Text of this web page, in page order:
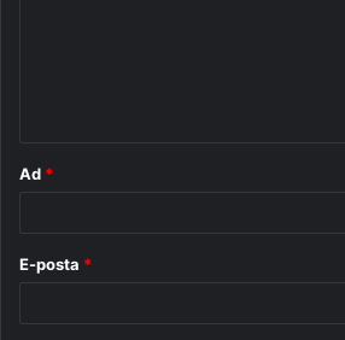
Ad *
E-posta *